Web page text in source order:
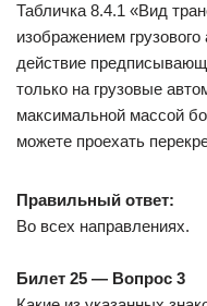
Табличка 8.4.1 «Вид
изображением
действие
только на грузовые
максимальной массой
можете проехать
Правильный ответ:
Во всех направлениях.
Билет 25 — Вопрос 3